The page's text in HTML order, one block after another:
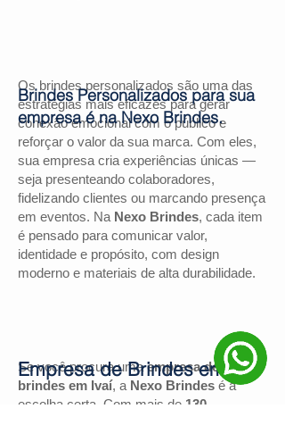
Os brindes personalizados são uma das
estratégias mais eficazes para gerar
conexão emocional com o público e
reforçar o valor da sua marca. Com eles,
sua empresa cria experiências únicas —
seja presenteando colaboradores,
fidelizando clientes ou marcando presença
em eventos. Na Nexo Brindes, cada item
é pensado para comunicar valor,
identidade e propósito, com design
moderno e materiais de alta durabilidade.
Se você procura umaempresa de
brindes em Ivaí, a Nexo Brindes é a
escolha certa. Com mais de 130
Brindes Personalizados para sua
empresa é na Nexo Brindes.
Empresa de Brindes em Ivaí